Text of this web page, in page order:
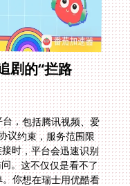
剧的“拦路
，包括腾讯视频、爱
议约束，服务范围限
时，平台会迅速识别
。这不仅仅是看不了
你想在瑞士用优酷看
开；在香港想用QQ音
区域限制的提醒。这
不转向资源模糊、广
效，更埋下了安全隐